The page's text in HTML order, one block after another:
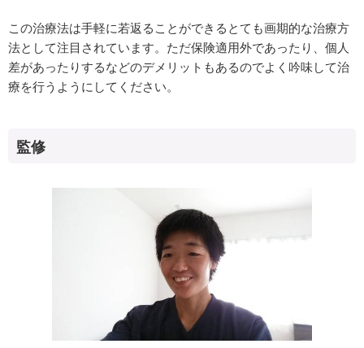
この治療法は手軽に若返ることができるとても画期的な治療方
法として注目されています。ただ保険適用外であったり、個人
差があったりするなどのデメリットもあるのでよく吟味して治
療を行うようにしてください。
監修